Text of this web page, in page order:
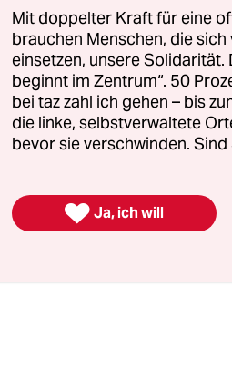
Programm an Kinder,
in Schulen sowie
In Deutschland macht
im Internet
Motto „extrem im Netz“
Hassbotschaften
Mit doppelter Kraft für eine
brauchen Menschen, die
einsetzen, unsere
beginnt im Zentrum“. 50
bei taz zahl ich gehen – bis
die linke, selbstverwaltete
bevor sie verschwinden. Sind
 Ja, ich will